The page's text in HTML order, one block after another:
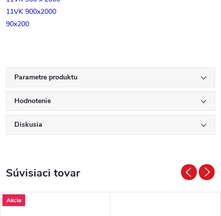
11VK 900x2000
90x200
Parametre produktu
Hodnotenie
Diskusia
Súvisiaci tovar
Akcia